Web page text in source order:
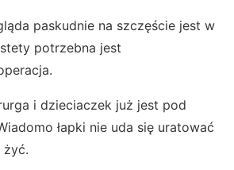
paskudnie na szczęście jest w
potrzebna jest
i dzieciaczek już jest pod
łapki nie uda się uratować
żyć.